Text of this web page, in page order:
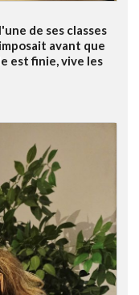
de ses classes
avant que
est finie, vive les